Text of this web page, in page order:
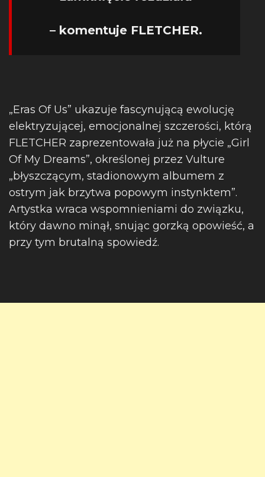
– komentuje FLETCHER.
„Eras Of Us” ukazuje fascynującą ewolucję
elektryzującej, emocjonalnej szczerości, którą
FLETCHER zaprezentowała już na płycie „Girl
Of My Dreams”, określonej przez Vulture
„błyszczącym, stadionowym albumem z
ostrym jak brzytwa popowym instynktem”.
Artystka wraca wspomnieniami do związku,
który dawno minął, snując gorzką opowieść, a
przy tym brutalną spowiedź.